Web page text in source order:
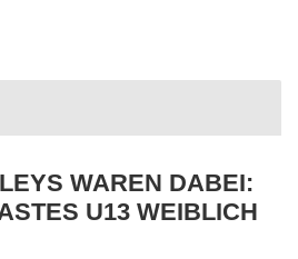
WAREN DABEI:
U13 WEIBLICH